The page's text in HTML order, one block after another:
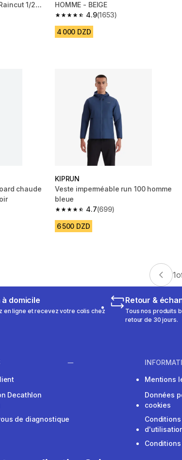
1/2
reviews
HOMME - BEIGE
4.9
4.9 out of 5 stars from 1653 reviews
(1653)
4 000 DZD
chaude
reviews
KIPRUN
Veste imperméable run 100 homme
bleue
4.7
4.7 out of 5 stars from 699 reviews
(699)
6 500 DZD
1
domicile
en ligne et recevez votre colis chez
Retour &
Tous nos produits
retour de 30 jours.
Decathlon
de diagnostique
Mentions
Données
cookies